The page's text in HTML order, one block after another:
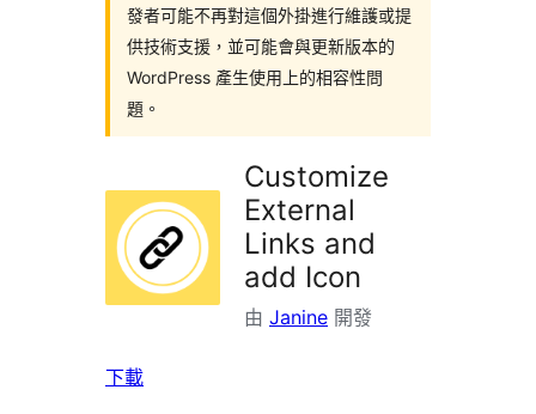
發者可能不再對這個外掛進行維護或提
供技術支援，並可能會與更新版本的
WordPress 產生使用上的相容性問
題。
Customize
External
Links and
add Icon
由 Janine 開發
下載